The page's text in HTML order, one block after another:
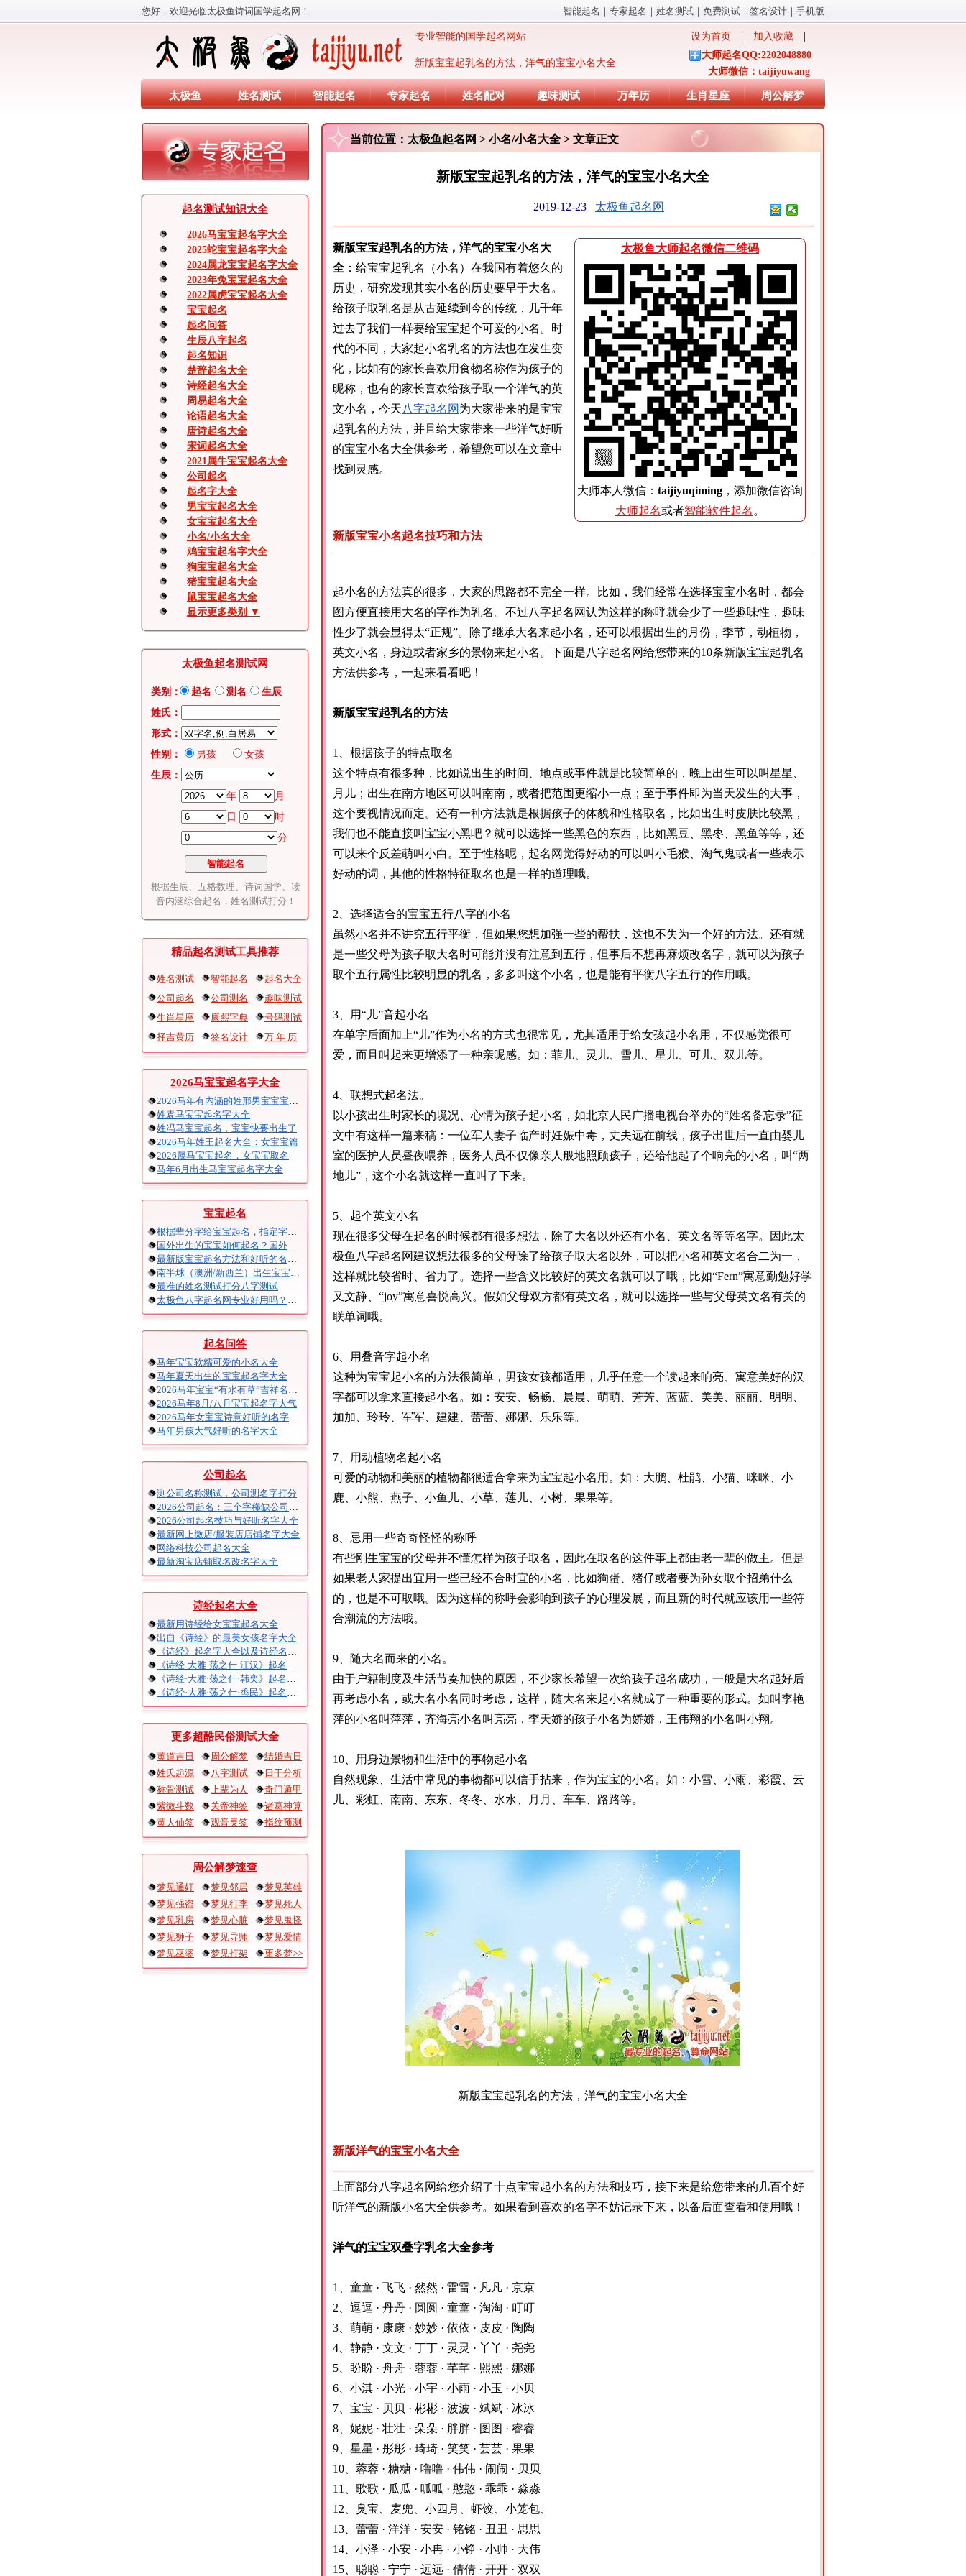
智能起名 ｜ 专家起名 ｜ 姓名测试 ｜ 免费测试 ｜ 签名设计 ｜ 手机版
您好，欢迎光临太极鱼诗词国学起名网！
新版宝宝起乳名的方法，洋气的宝宝小名大全
专业智能的国学起名网站 设为首页 加入收藏
大师起名QQ:2202048880
大师微信：taijiyuwang
太极鱼 姓名测试 智能起名 专家起名 姓名配对 趣味测试 万年历 生肖星座 周公解梦
起名测试知识大全
2026马宝宝起名字大全
2025蛇宝宝起名字大全
2024属龙宝宝起名字大全
2023年兔宝宝起名大全
2022属虎宝宝起名大全
宝宝起名
起名问答
生辰八字起名
起名知识
楚辞起名大全
诗经起名大全
周易起名大全
论语起名大全
唐诗起名大全
宋词起名大全
2021属牛宝宝起名大全
公司起名
起名字大全
男宝宝起名大全
女宝宝起名大全
小名/小名大全
鸡宝宝起名字大全
狗宝宝起名大全
猪宝宝起名大全
鼠宝宝起名大全
显示更多类别 ▼
太极鱼起名测试网
类别： 起名 测名
生辰
姓氏：
形式：
性别：
男孩
女孩
生辰：
年
月
日
时
分
根据生辰、五格数理、诗词国学、读
音内涵综合起名，姓名测试打分！
精品起名测试工具推荐
姓名测试 智能起名
起名大全
公司起名
公司测名
趣味测试
生肖星座
康熙字典
号码测试
择吉黄历
签名设计 万 年 历
2026马宝宝起名字大全
2026马年有内涵的姓邢男宝宝宝起名
姓袁马宝宝起名字大全
姓冯马宝宝起名，宝宝快要出生了
2026马年姓王起名大全：女宝宝篇
2026属马宝宝起名，女宝宝取名
马年6月出生马宝宝起名字大全
宝宝起名
根据辈分字给宝宝起名，指定字宝宝起名大全
国外出生的宝宝如何起名？国外出生宝宝八字起名时间怎么算？
最新版宝宝起名方法和好听的名字精选
南半球（澳洲/新西兰）出生宝宝五行八字起名以及时间推算
最准的姓名测试打分八字测试
太极鱼八字起名网专业好用吗？太极鱼起名怎么样？
起名问答
马年宝宝软糯可爱的小名大全
马年夏天出生的宝宝起名字大全
2026马年宝宝“有水有草”吉祥名字大全
2026马年8月/八月宝宝起名字大气
2026马年女宝宝诗意好听的名字
马年男孩大气好听的名字大全
公司起名
测公司名称测试，公司测名字打分
2026公司起名：三个字稀缺公司名大全
2026公司起名技巧与好听名字大全
最新网上微店/服装店店铺名字大全
网络科技公司起名大全
最新淘宝店铺取名改名字大全
诗经起名大全
最新用诗经给女宝宝起名大全
出自《诗经》的最美女孩名字大全
《诗经》起名字大全以及诗经名句赏析
《诗经·大雅·荡之什·江汉》起名大全以及赏析
《诗经·大雅·荡之什·韩奕》起名大全以及赏析
《诗经·大雅·荡之什·烝民》起名大全以及赏析
更多超酷民俗测试大全
黄道吉日 周公解梦
结婚吉日
姓氏起源
八字测试
日干分析
称骨测试
上辈为人
奇门遁甲
紫微斗数
关帝神签
诸葛神算
黄大仙签
观音灵签 指纹预测
周公解梦速查
梦见通奸 梦见邻居
梦见英雄
梦见强盗
梦见行李
梦见死人
梦见乳房
梦见心脏
梦见鬼怪
梦见狮子
梦见导师
梦见爱情
梦见巫婆
梦见打架 更多梦>>
当前位置： 太极鱼起名网 > 小名/小名大全 > 文章正文
新版宝宝起乳名的方法，洋气的宝宝小名大全
2019-12-23 太极鱼起名网
太极鱼大师起名微信二维码
大师本人微信： taijiyuqiming ，添加微信咨询
大师起名或者智能软件起名 。
新版宝宝起乳名的方法，洋气的宝宝小名大
全 ：给宝宝起乳名（小名）在我国有着悠久的
历史，研究发现其实小名的历史要早于大名。
给孩子取乳名是从古延续到今的传统，几千年
过去了我们一样要给宝宝起个可爱的小名。时
代的不同，大家起小名乳名的方法也在发生变
化，比如有的家长喜欢用食物名称作为孩子的
昵称，也有的家长喜欢给孩子取一个洋气的英
文小名，今天八字起名网 为大家带来的是宝宝
起乳名的方法，并且给大家带来一些洋气好听
的宝宝小名大全供参考，希望您可以在文章中
找到灵感。
新版宝宝小名起名技巧和方法
起小名的方法真的很多，大家的思路都不完全一样。比如，我们经常在选择宝宝小名时，都会
图方便直接用大名的字作为乳名。不过八字起名网认为这样的称呼就会少了一些趣味性，趣味
性少了就会显得太“正规”。除了继承大名来起小名，还可以根据出生的月份，季节，动植物，
英文小名，身边或者家乡的景物来起小名。下面是八字起名网给您带来的10条新版宝宝起乳名
方法供参考，一起来看看吧！
新版宝宝起乳名的方法
1、根据孩子的特点取名
这个特点有很多种，比如说出生的时间、地点或事件就是比较简单的，晚上出生可以叫星星、
月儿；出生在南方地区可以叫南南，或者把范围更缩小一点；至于事件即为当天发生的大事，
这个要视情况而定。还有一种方法就是根据孩子的体貌和性格取名，比如出生时皮肤比较黑，
我们也不能直接叫宝宝小黑吧？就可以选择一些黑色的东西，比如黑豆、黑枣、黑鱼等等，还
可以来个反差萌叫小白。至于性格呢，起名网觉得好动的可以叫小毛猴、淘气鬼或者一些表示
好动的词，其他的性格特征取名也是一样的道理哦。
2、选择适合的宝宝五行八字的小名
虽然小名并不讲究五行平衡，但如果您想加强一些的帮扶，这也不失为一个好的方法。还有就
是一些父母为孩子取大名时可能并没有注意到五行，但事后不想再麻烦改名字，就可以为孩子
取个五行属性比较明显的乳名，多多叫这个小名，也是能有平衡八字五行的作用哦。
3、用“儿”音起小名
在单字后面加上“儿”作为小名的方式也很常见，尤其适用于给女孩起小名用，不仅感觉很可
爱，而且叫起来更增添了一种亲昵感。如：菲儿、灵儿、雪儿、星儿、可儿、双儿等。
4、联想式起名法。
以小孩出生时家长的境况、心情为孩子起小名，如北京人民广播电视台举办的“姓名备忘录”征
文中有这样一篇来稿：一位军人妻子临产时妊娠中毒，丈夫远在前线，孩子出世后一直由婴儿
室的医护人员昼夜喂养，医务人员不仅像亲人般地照顾孩子，还给他起了个响亮的小名，叫“两
地儿”，这个小名就这样一直叫了下来。
5、起个英文小名
现在很多父母在起名的时候都有很多想法，除了大名以外还有小名、英文名等等名字。因此太
极鱼八字起名网建议想法很多的父母除了给孩子取大名以外，可以把小名和英文名合二为一，
这样就比较省时、省力了。选择一些含义比较好的英文名就可以了哦，比如“Fern”寓意勤勉好学
又文静、“joy”寓意喜悦高兴。假如父母双方都有英文名，就可以选择一些与父母英文名有关的
联单词哦。
6、用叠音字起小名
这种为宝宝起小名的方法很简单，男孩女孩都适用，几乎任意一个读起来响亮、寓意美好的汉
字都可以拿来直接起小名。如：安安、畅畅、晨晨、萌萌、芳芳、蓝蓝、美美、丽丽、明明、
加加、玲玲、军军、建建、蕾蕾、娜娜、乐乐等。
7、用动植物名起小名
可爱的动物和美丽的植物都很适合拿来为宝宝起小名用。如：大鹏、杜鹃、小猫、咪咪、小
鹿、小熊、燕子、小鱼儿、小草、莲儿、小树、果果等。
8、忌用一些奇奇怪怪的称呼
有些刚生宝宝的父母并不懂怎样为孩子取名，因此在取名的这件事上都由老一辈的做主。但是
如果老人家提出宜用一些已经不合时宜的小名，比如狗蛋、猪仔或者要为孙女取个招弟什么
的，也是不可取哦。因为这样的称呼会影响到孩子的心理发展，而且新的时代就应该用一些符
合潮流的方法哦。
9、随大名而来的小名。
由于户籍制度及生活节奏加快的原因，不少家长希望一次给孩子起名成功，一般是大名起好后
再考虑小名，或大名小名同时考虑，这样，随大名来起小名就成了一种重要的形式。如叫李艳
萍的小名叫萍萍，齐海亮小名叫亮亮，李天娇的孩子小名为娇娇，王伟翔的小名叫小翔。
10、用身边景物和生活中的事物起小名
自然现象、生活中常见的事物都可以信手拈来，作为宝宝的小名。如：小雪、小雨、彩霞、云
儿、彩虹、南南、东东、冬冬、水水、月月、车车、路路等。
新版宝宝起乳名的方法，洋气的宝宝小名大全
新版洋气的宝宝小名大全
上面部分八字起名网给您介绍了十点宝宝起小名的方法和技巧，接下来是给您带来的几百个好
听洋气的新版小名大全供参考。如果看到喜欢的名字不妨记录下来，以备后面查看和使用哦！
洋气的宝宝双叠字乳名大全参考
1、童童 · 飞飞 · 然然 · 雷雷 · 凡凡 · 京京
2、逗逗 · 丹丹 · 圆圆 · 童童 · 淘淘 · 叮叮
3、萌萌 · 康康 · 妙妙 · 依依 · 皮皮 · 陶陶
4、静静 · 文文 · 丁丁 · 灵灵 · 丫丫 · 尧尧
5、盼盼 · 舟舟 · 蓉蓉 · 芊芊 · 熙熙 · 娜娜
6、小淇 · 小光 · 小宇 · 小雨 · 小玉 · 小贝
7、宝宝 · 贝贝 · 彬彬 · 波波 · 斌斌 · 冰冰
8、妮妮 · 壮壮 · 朵朵 · 胖胖 · 图图 · 睿睿
9、星星 · 彤彤 · 琦琦 · 笑笑 · 芸芸 · 果果
10、蓉蓉 · 糖糖 · 噜噜 · 伟伟 · 闹闹 · 贝贝
11、歌歌 · 瓜瓜 · 呱呱 · 憨憨 · 乖乖 · 淼淼
12、臭宝、麦兜、小四月、虾饺、小笼包、
13、蕾蕾 · 洋洋 · 安安 · 铭铭 · 丑丑 · 思思
14、小泽 · 小安 · 小冉 · 小铮 · 小帅 · 大伟
15、聪聪 · 宁宁 · 远远 · 倩倩 · 开开 · 双双